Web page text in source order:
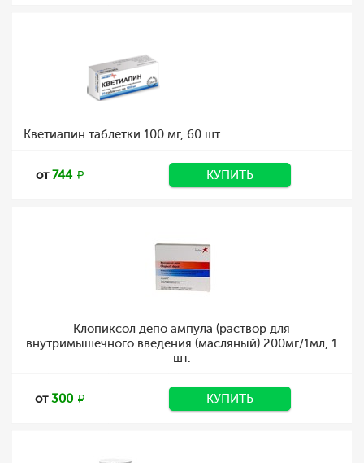
Кветиапин таблетки 100 мг, 60 шт.
от744 КУПИТЬ
Клопиксол депо ампула (раствор для
внутримышечного введения (масляный) 200мг/1мл, 1
шт.
от300 КУПИТЬ